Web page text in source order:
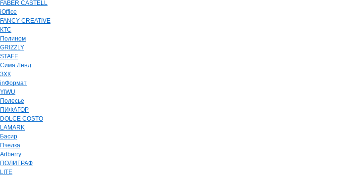
FABER CASTELL
iOffice
FANCY CREATIVE
КТС
Полином
GRIZZLY
STAFF
Сима Ленд
ЗХК
inФормат
YIWU
Полесье
ПИФАГОР
DOLCE COSTO
LAMARK
Басир
Пчелка
Artberry
ПОЛИГРАФ
LITE